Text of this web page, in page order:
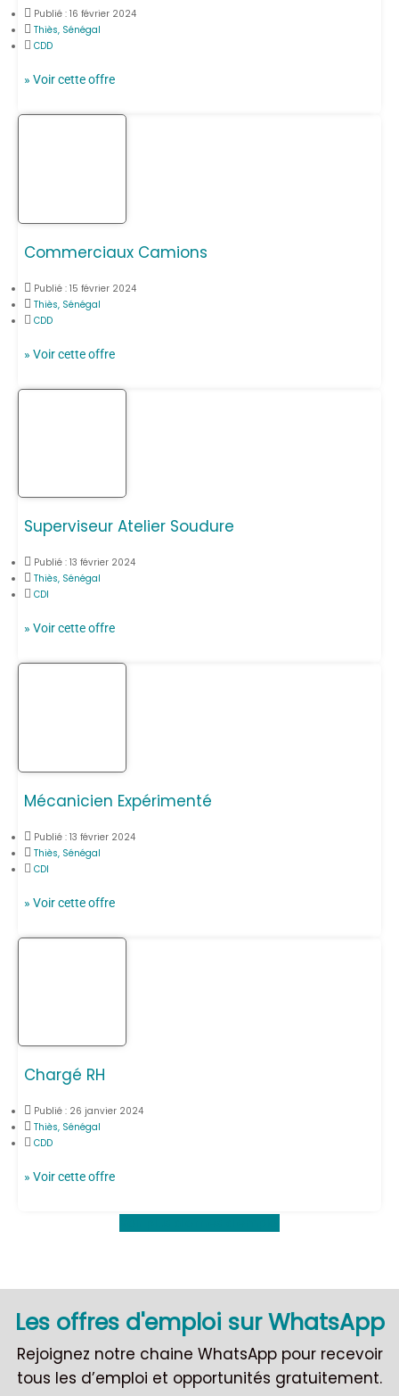
Publié : 16 février 2024
Thiès, Sénégal
CDD
» Voir cette offre
Commerciaux Camions
Publié : 15 février 2024
Thiès, Sénégal
CDD
» Voir cette offre
Superviseur Atelier Soudure
Publié : 13 février 2024
Thiès, Sénégal
CDI
» Voir cette offre
Mécanicien Expérimenté
Publié : 13 février 2024
Thiès, Sénégal
CDI
» Voir cette offre
Chargé RH
Publié : 26 janvier 2024
Thiès, Sénégal
CDD
» Voir cette offre
Les offres d'emploi sur WhatsApp
Rejoignez notre chaine WhatsApp pour recevoir
tous les d’emploi et opportunités gratuitement.